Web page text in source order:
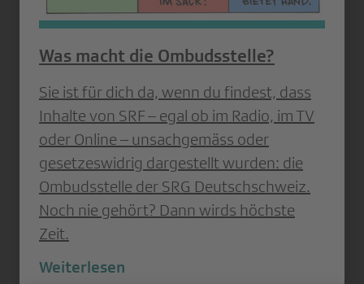
Was macht die Ombudsstelle?
Sie ist für dich da, wenn du findest, dass
Inhalte von SRF – egal ob im Radio, im TV
oder Online – unsachgemäss oder
gesetzeswidrig dargestellt wurden: die
Ombudsstelle der SRG Deutschschweiz.
Noch nie gehört? Dann wirds höchste
Zeit.
Weiterlesen